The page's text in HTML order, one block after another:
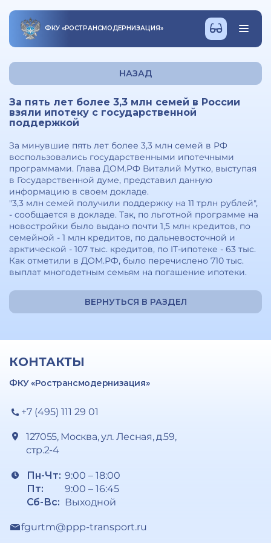
ФКУ «РОСТРАНСМОДЕРНИЗАЦИЯ»
НАЗАД
За пять лет более 3,3 млн семей в России
взяли ипотеку с государственной
поддержкой
За минувшие пять лет более 3,3 млн семей в РФ
воспользовались государственными ипотечными
программами. Глава ДОМ.РФ Виталий Мутко, выступая
в Государственной думе, представил данную
информацию в своем докладе.
"3,3 млн семей получили поддержку на 11 трлн рублей",
- сообщается в докладе. Так, по льготной программе на
новостройки было выдано почти 1,5 млн кредитов, по
семейной - 1 млн кредитов, по дальневосточной и
арктической - 107 тыс. кредитов, по IT-ипотеке - 63 тыс.
Как отметили в ДОМ.РФ, было перечислено 710 тыс.
выплат многодетным семьям на погашение ипотеки.
ВЕРНУТЬСЯ В РАЗДЕЛ
КОНТАКТЫ
ФКУ «Ространсмодернизация»
+7 (495) 111 29 01
127055, Москва, ул. Лесная, д.59,
стр.2-4
Пн-Чт:
Пт:
Сб-Вс:
9:00 – 18:00
9:00 – 16:45
Выходной
fgurtm@ppp-transport.ru